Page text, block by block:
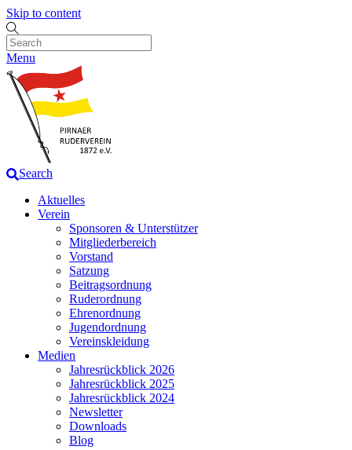
Skip to content
Menu
Search
Aktuelles
Verein
Sponsoren & Unterstützer
Mitgliederbereich
Vorstand
Satzung
Beitragsordnung
Ruderordnung
Ehrenordnung
Jugendordnung
Vereinskleidung
Medien
Jahresrückblick 2026
Jahresrückblick 2025
Jahresrückblick 2024
Newsletter
Downloads
Blog